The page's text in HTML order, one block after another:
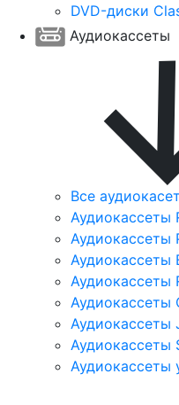
DVD-диски
Аудиокассеты
Все
Аудиокассеты
Аудиокассеты
Аудиокассеты
Аудиокассеты
Аудиокассеты
Аудиокассеты
Аудиокассеты
Аудиокассеты